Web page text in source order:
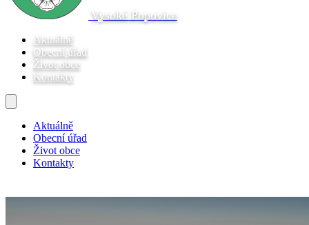
Vysoké Popovice
Aktuálně
Obecní úřad
Život obce
Kontakty
Aktuálně
Obecní úřad
Život obce
Kontakty